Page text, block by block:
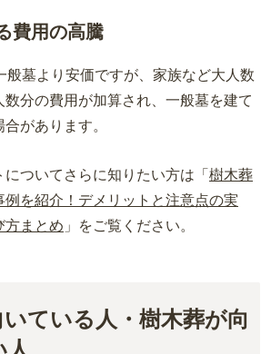
費用の高騰
般墓より安価ですが、家族など大人数
分の費用が加算され、一般墓を建て
があります。
ついてさらに知りたい方は「 樹木葬
例を紹介！デメリットと注意点の実
方まとめ 」をご覧ください。
ている人・樹木葬が向